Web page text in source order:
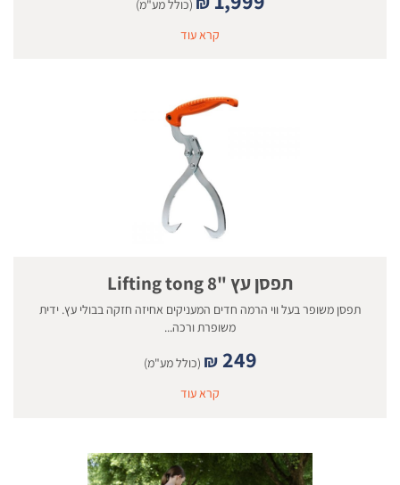
(כולל מע"מ)
קרא עוד
תפסן עץ "8 Lifting tong
תפסן משופר בעל ווי הרמה חדים המעניקים אחיזה חזקה בבולי עץ. ידית
משופרת ורכה...
₪ 249
(כולל מע"מ)
קרא עוד